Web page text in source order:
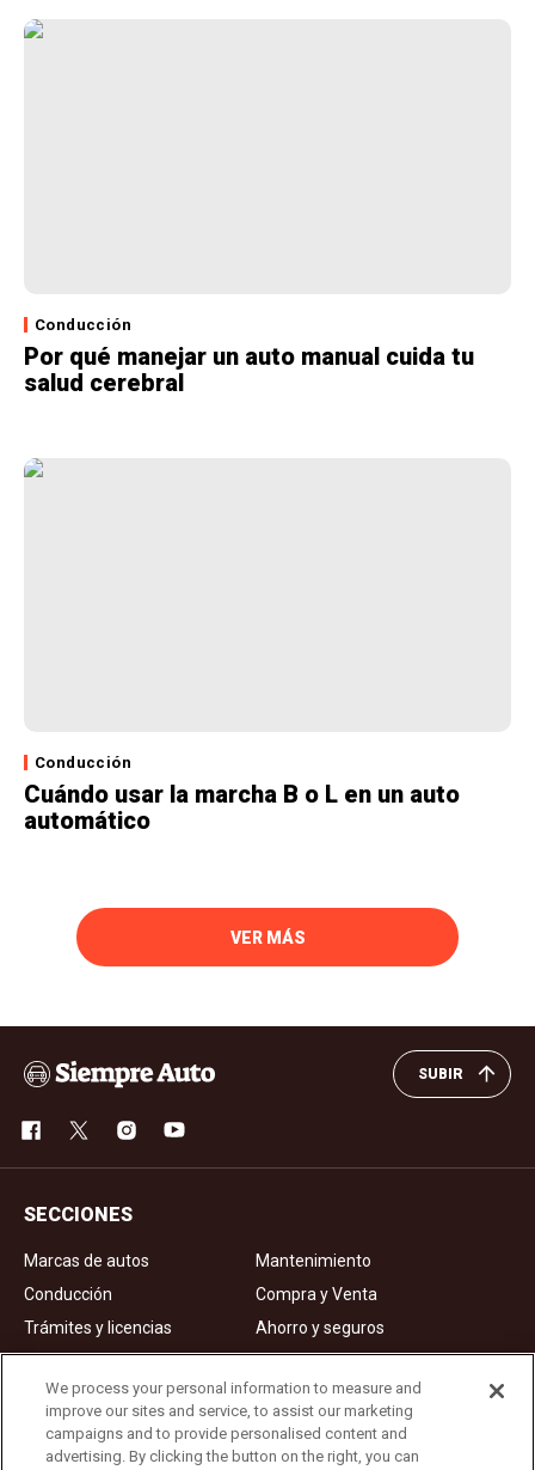
Conducción
Por qué manejar un auto manual cuida tu
salud cerebral
Conducción
Cuándo usar la marcha B o L en un auto
automático
VER MÁS
SUBIR
SECCIONES
Marcas de autos
Mantenimiento
Conducción
Compra y Venta
Trámites y licencias
Ahorro y seguros
Noticias
Videos de autos
Ad Choices
We process your personal information to measure and
improve our sites and service, to assist our marketing
campaigns and to provide personalised content and
advertising. By clicking the button on the right, you can